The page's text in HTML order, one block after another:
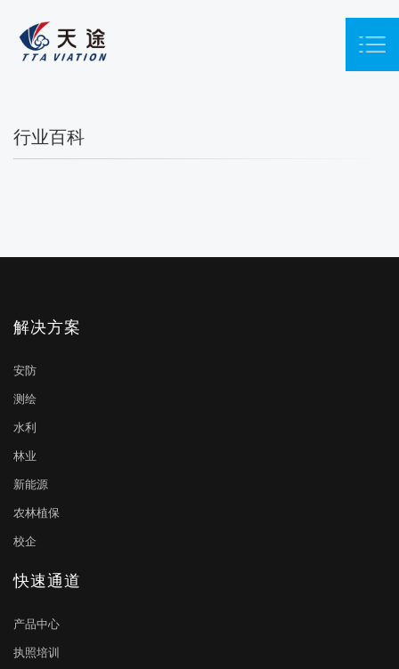
行业百科
解决方案
安防
测绘
水利
林业
新能源
农林植保
校企
快速通道
产品中心
执照培训